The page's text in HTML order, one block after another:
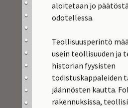
aloitetaan jo päätöstä
odotellessa.
Teollisuusperintö
usein teollisuuden ja
historian fyysisten
todistuskappaleiden
jäännösten kautta.
rakennuksissa,